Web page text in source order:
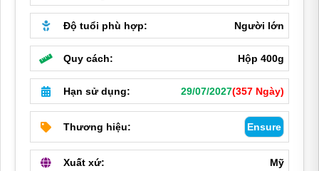
Độ tuổi phù hợp: Người lớn
Quy cách: Hộp 400g
Hạn sử dụng: 29/07/2027(357 Ngày)
Thương hiệu: Ensure
Xuất xứ: Mỹ